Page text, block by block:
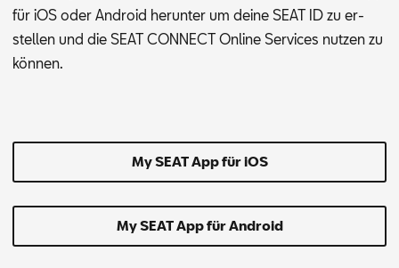
für iOS oder An­dro­id her­un­ter um dei­ne SEAT ID zu er­
stel­len und die SEAT CON­NECT On­line Ser­vices nut­zen zu
kön­nen.
My SEAT App für iOS
My SEAT App für Android